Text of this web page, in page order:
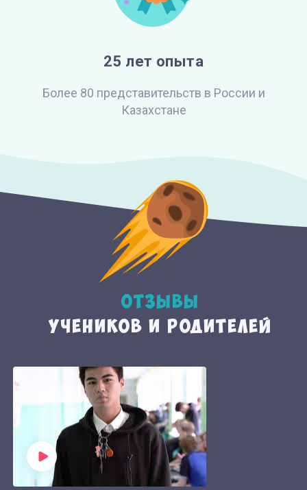
25 лет опыта
Более 80 представительств в России и
Казахстане
Отзывы
учеников и родителей